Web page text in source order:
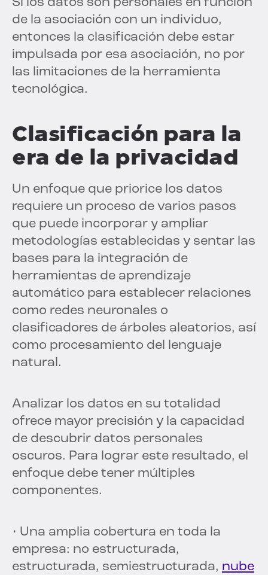
Si los datos son personales en función
de la asociación con un individuo,
entonces la clasificación debe estar
impulsada por esa asociación, no por
las limitaciones de la herramienta
tecnológica.
Clasificación para la
era de la privacidad
Un enfoque que priorice los datos
requiere un proceso de varios pasos
que puede incorporar y ampliar
metodologías establecidas y sentar las
bases para la integración de
herramientas de aprendizaje
automático para establecer relaciones
como redes neuronales o
clasificadores de árboles aleatorios, así
como procesamiento del lenguaje
natural.
Analizar los datos en su totalidad
ofrece mayor precisión y la capacidad
de descubrir datos personales
oscuros. Para lograr este resultado, el
enfoque debe tener múltiples
componentes.
• Una amplia cobertura en toda la
empresa: no estructurada,
estructurada, semiestructurada, nube